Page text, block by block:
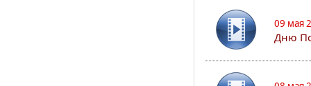
09 мая
Дню